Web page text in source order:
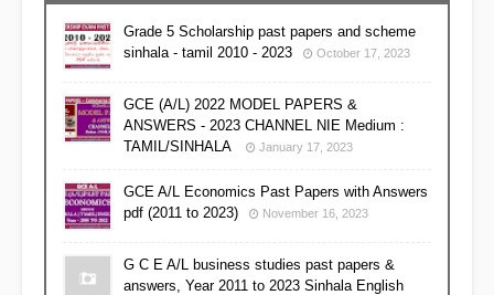
Grade 5 Scholarship past papers and scheme
sinhala - tamil 2010 - 2023
October 17, 2023
GCE (A/L) 2022 MODEL PAPERS &
ANSWERS - 2023 CHANNEL NIE Medium :
TAMIL/SINHALA
January 17, 2023
GCE A/L Economics Past Papers with Answers
pdf (2011 to 2023)
November 16, 2023
G C E A/L business studies past papers &
answers, Year 2011 to 2023 Sinhala English